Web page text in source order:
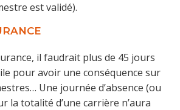
est validé).
il faudrait plus de 45 jours
pour avoir une conséquence sur
Une journée d’absence (ou
la totalité d’une carrière n’aura